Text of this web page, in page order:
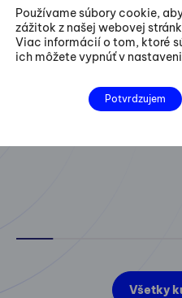
môžem byť lepší
Všetky
Používame súbory cookie,
zážitok z našej webovej
Viac informácií o tom, ktoré
ich môžete vypnúť v
Potvrdzujem